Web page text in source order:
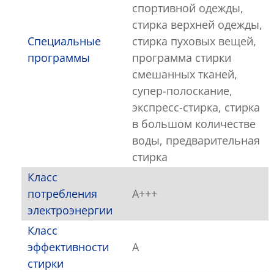
Специальные
программы
спортивной одежды,
стирка верхней одежды,
стирка пуховых вещей,
программа стирки
смешанных тканей,
супер-полоскание,
экспресс-стирка, стирка
в большом количестве
воды, предварительная
стирка
Класс
потребления
электроэнергии
A+++
Класс
эффективности
стирки
A